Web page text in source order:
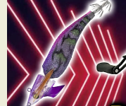
YouTube
セール品紹介
アイテム紹介